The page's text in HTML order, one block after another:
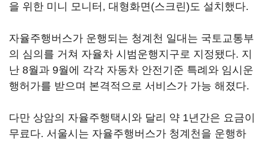
을 위한 미니 모니터, 대형화면(스크린)도 설치했다.
자율주행버스가 운행되는 청계천 일대는 국토교통부
의 심의를 거쳐 자율차 시범운행지구로 지정됐다. 지
난 8월과 9월에 각각 자동차 안전기준 특례와 임시운
행허가를 받으며 본격적으로 서비스가 가능 해졌다.
다만 상암의 자율주행택시와 달리 약 1년간은 요금이
무료다. 서울시는 자율주행버스가 청계천을 운행하